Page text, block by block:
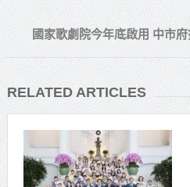
國家歌劇院今年底啟用 中市
RELATED ARTICLES